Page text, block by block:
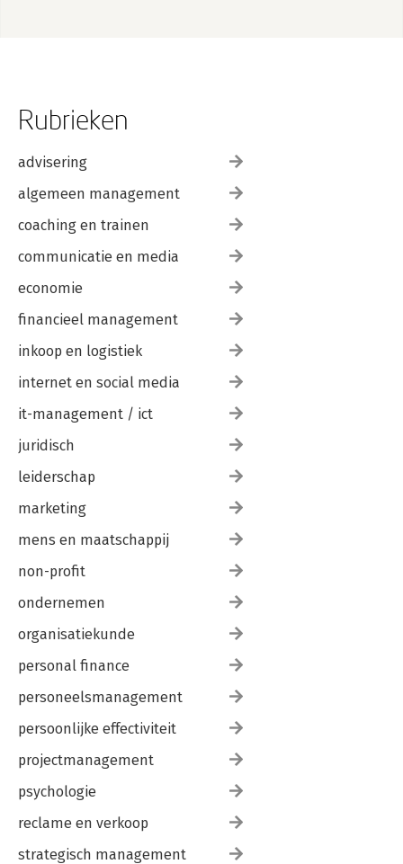
Rubrieken
advisering
algemeen management
coaching en trainen
communicatie en media
economie
financieel management
inkoop en logistiek
internet en social media
it-management / ict
juridisch
leiderschap
marketing
mens en maatschappij
non-profit
ondernemen
organisatiekunde
personal finance
personeelsmanagement
persoonlijke effectiviteit
projectmanagement
psychologie
reclame en verkoop
strategisch management